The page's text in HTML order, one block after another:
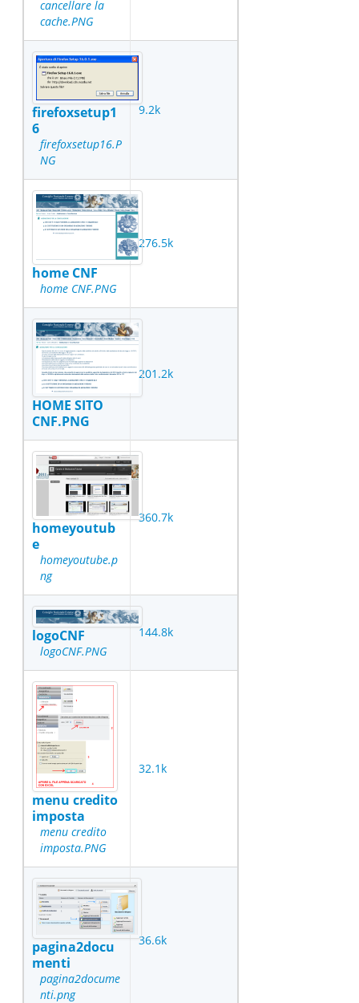
cancellare la
cache.PNG
firefoxsetup1
6
firefoxsetup16.P
NG
9.2k
home CNF
home CNF.PNG
276.5k
HOME SITO
CNF.PNG
201.2k
homeyoutub
e
homeyoutube.p
ng
360.7k
logoCNF
logoCNF.PNG
144.8k
menu credito
imposta
menu credito
imposta.PNG
32.1k
pagina2docu
menti
pagina2docume
nti.png
36.6k